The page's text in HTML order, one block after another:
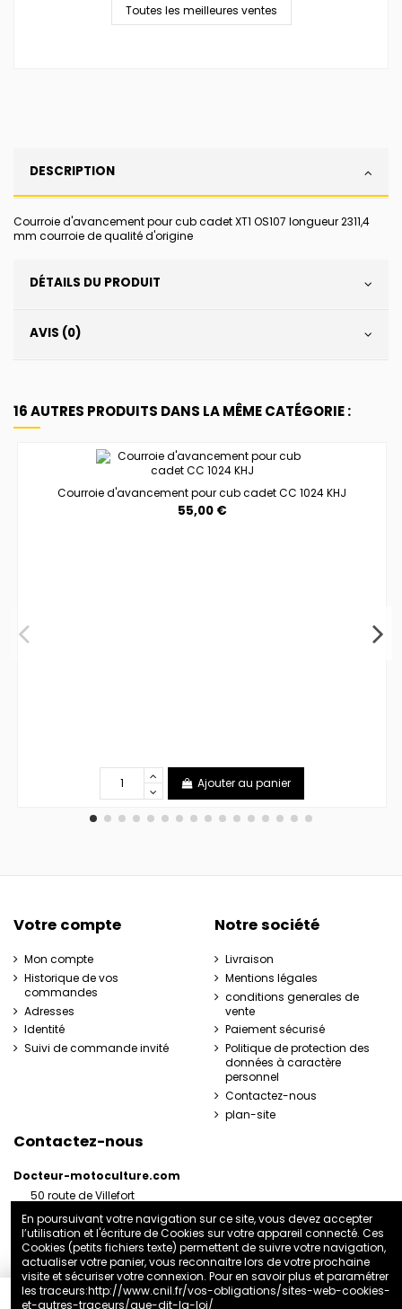
Toutes les meilleures ventes
DESCRIPTION
Courroie d'avancement pour cub cadet XT1 OS107 longueur 2311,4
mm courroie de qualité d'origine
DÉTAILS DU PRODUIT
AVIS (0)
16 AUTRES PRODUITS DANS LA MÊME CATÉGORIE :
Courroie d'avancement pour cub cadet CC 1024 KHJ
55,00 €
Ajouter au panier
Votre compte
Mon compte
Historique de vos
commandes
Adresses
Identité
Suivi de commande invité
Notre société
Livraison
Mentions légales
conditions generales de
vente
Paiement sécurisé
Politique de protection des
données à caractère
personnel
Contactez-nous
plan-site
Contactez-nous
Docteur-motoculture.com
50 route de Villefort
France
06 35 41 62 07
docteurmotoculture2@gmail.com
En poursuivant votre navigation sur ce site, vous devez accepter
l’utilisation et l'écriture de Cookies sur votre appareil connecté. Ces
Cookies (petits fichiers texte) permettent de suivre votre navigation,
actualiser votre panier, vous reconnaitre lors de votre prochaine
visite et sécuriser votre connexion. Pour en savoir plus et paramétrer
les traceurs:http://www.cnil.fr/vos-obligations/sites-web-cookies-
et-autres-traceurs/que-dit-la-loi/